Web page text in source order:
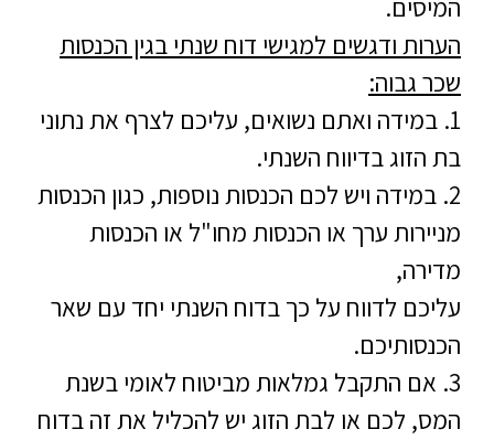
המיסים.
הערות ודגשים למגישי דוח שנתי בגין הכנסות
שכר גבוה:
1. במידה ואתם נשואים, עליכם לצרף את נתוני
בת הזוג בדיווח השנתי.
2. במידה ויש לכם הכנסות נוספות, כגון הכנסות
מניירות ערך או הכנסות מחו"ל או הכנסות
מדירה,
עליכם לדווח על כך בדוח השנתי יחד עם שאר
הכנסותיכם.
3. אם התקבל גמלאות מביטוח לאומי בשנת
המס, לכם או לבת הזוג יש להכליל את זה בדוח